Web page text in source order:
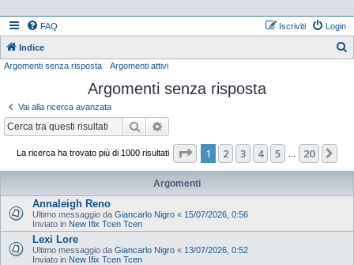
FAQ Login
Iscriviti
Indice
Argomenti senza risposta Argomenti attivi
Argomenti senza risposta
Vai alla ricerca avanzata
Cerca
La ricerca ha trovato più di 1000 risultati Pagina di 20
1 2 3 4 5 20
Argomenti
Annaleigh Reno
Ultimo messaggio da Giancarlo Nigro « 15/07/2026, 0:56
Inviato in New Ifix Tcen Tcen
Lexi Lore
Ultimo messaggio da Giancarlo Nigro « 13/07/2026, 0:52
Inviato in New Ifix Tcen Tcen